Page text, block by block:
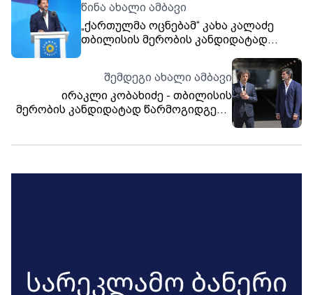
წინა ახალი ამბავი
„ქართულმა ოცნებამ“ კახა კალაძე
თბილისის მერობის კანდიდატად
შემდეგი ახალი ამბავი
ირაკლი კობახიძე - თბილისის
მერობის კანდიდატად წარმოგიდგენთ